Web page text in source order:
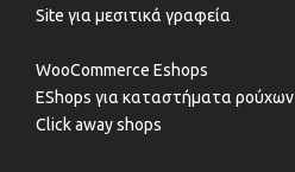
Site για μεσιτικά γραφεία
WooCommerce Eshops
EShops για καταστήματα ρούχων
Click away shops